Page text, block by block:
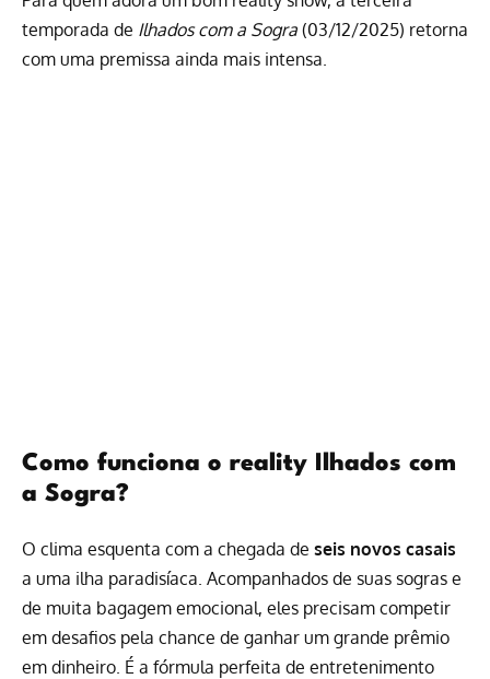
temporada de Ilhados com a Sogra (03/12/2025) retorna
com uma premissa ainda mais intensa.
Como funciona o reality Ilhados com
a Sogra?
O clima esquenta com a chegada de seis novos casais
a uma ilha paradisíaca. Acompanhados de suas sogras e
de muita bagagem emocional, eles precisam competir
em desafios pela chance de ganhar um grande prêmio
em dinheiro. É a fórmula perfeita de entretenimento